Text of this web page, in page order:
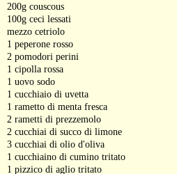
200g couscous
100g ceci lessati
mezzo cetriolo
1 peperone rosso
2 pomodori perini
1 cipolla rossa
1 uovo sodo
1 cucchiaio di uvetta
1 rametto di menta fresca
2 rametti di prezzemolo
2 cucchiai di succo di limone
3 cucchiai di olio d'oliva
1 cucchiaino di cumino tritato
1 pizzico di aglio tritato